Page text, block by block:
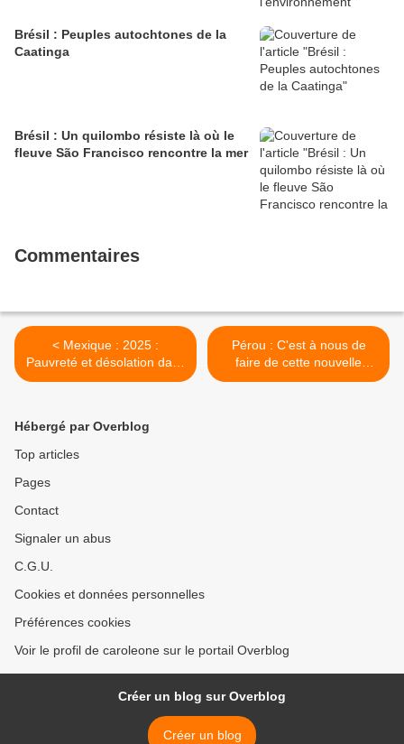
Brésil : Peuples autochtones de la
Caatinga
Brésil : Un quilombo résiste là où le
fleuve São Francisco rencontre la mer
Commentaires
< Mexique : 2025 :
Pauvreté et désolation dans
la Montaña de Guerrero
Pérou : C'est à nous de
faire de cette nouvelle
année une année différente
Hébergé par Overblog
Top articles
Pages
Contact
Signaler un abus
C.G.U.
Cookies et données personnelles
Préférences cookies
Voir le profil de caroleone sur le portail Overblog
Créer un blog sur Overblog
Créer un blog